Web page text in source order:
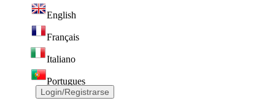
English
Français
Italiano
Portugues
Login/Registrarse